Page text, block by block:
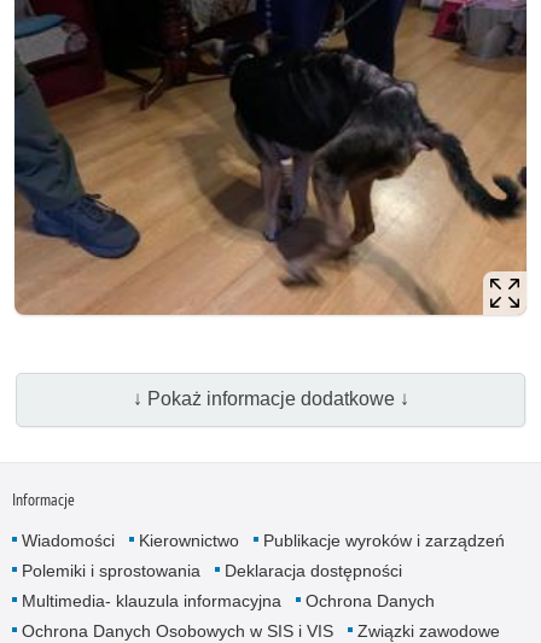
↓ Pokaż informacje dodatkowe ↓
Informacje
Wiadomości Kierownictwo
Publikacje wyroków i zarządzeń
Polemiki i sprostowania
Deklaracja dostępności
Multimedia- klauzula informacyjna
Ochrona Danych
Ochrona Danych Osobowych w SIS i VIS
Związki zawodowe